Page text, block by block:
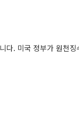
다. 미국 정부가 원천